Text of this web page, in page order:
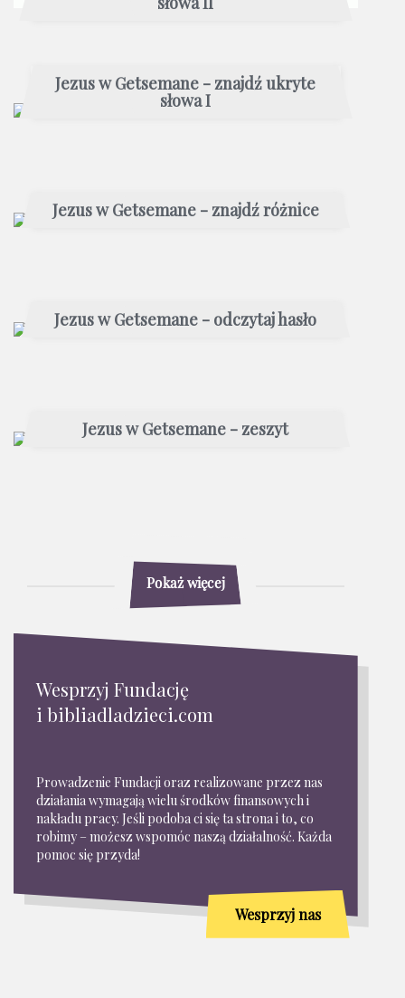
Jezus w Getsemane - znajdź ukryte
słowa I
Jezus w Getsemane - znajdź różnice
Jezus w Getsemane - odczytaj hasło
Jezus w Getsemane - zeszyt
Pokaż więcej
Wesprzyj Fundację
i bibliadladzieci.com
Prowadzenie Fundacji oraz realizowane przez nas
działania wymagają wielu środków finansowych i
nakładu pracy. Jeśli podoba ci się ta strona i to, co
robimy – możesz wspomóc naszą działalność. Każda
pomoc się przyda!
Wesprzyj nas